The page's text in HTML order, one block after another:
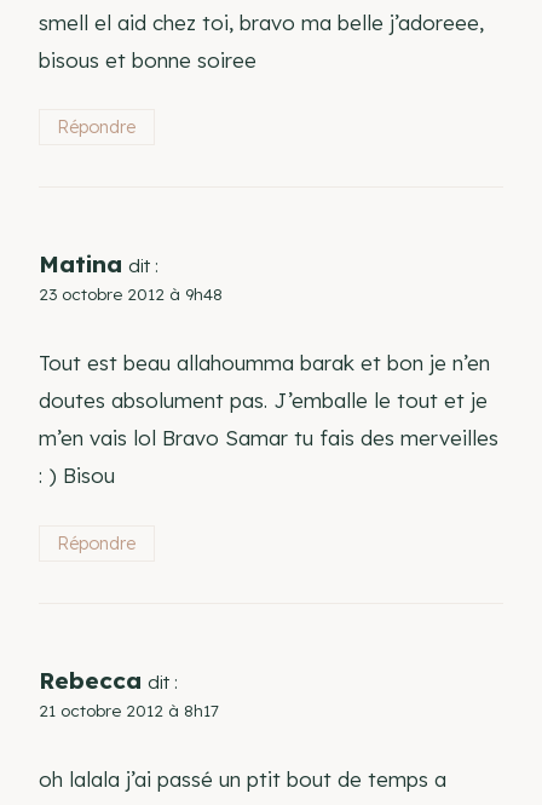
smell el aid chez toi, bravo ma belle j’adoreee,
bisous et bonne soiree
Répondre
Matina dit :
23 octobre 2012 à 9h48
Tout est beau allahoumma barak et bon je n’en
doutes absolument pas. J’emballe le tout et je
m’en vais lol Bravo Samar tu fais des merveilles
: ) Bisou
Répondre
Rebecca dit :
21 octobre 2012 à 8h17
oh lalala j’ai passé un ptit bout de temps a